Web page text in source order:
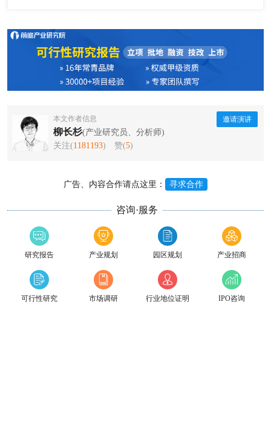
本文作者信息
柳长杉(产业研究员、分析师)
关注(1181193) 赞(5)
邀请演讲
广告、内容合作请点这里： 寻求合作
咨询·服务
研究报告 产业规划 园区规划 产业招商
可行性研究 市场调研 行业地位证明 IPO咨询